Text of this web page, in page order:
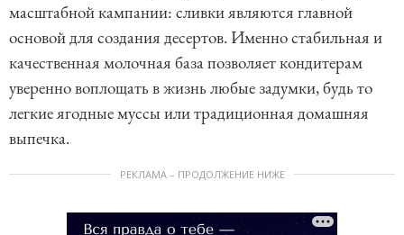
масштабной кампании: сливки являются главной
основой для создания десертов. Именно стабильная и
качественная молочная база позволяет кондитерам
уверенно воплощать в жизнь любые задумки, будь то
легкие ягодные муссы или традиционная домашняя
выпечка.
РЕКЛАМА – ПРОДОЛЖЕНИЕ НИЖЕ